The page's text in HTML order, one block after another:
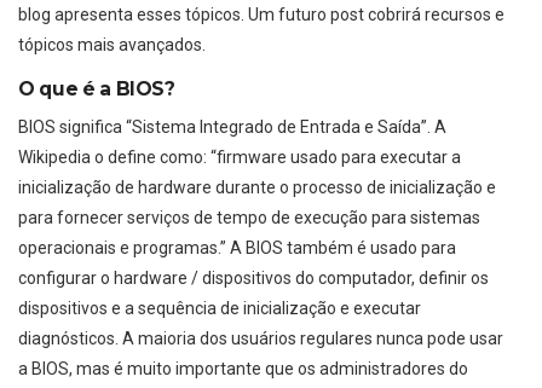
blog apresenta esses tópicos. Um futuro post cobrirá recursos e
tópicos mais avançados.
O que é a BIOS?
BIOS significa “Sistema Integrado de Entrada e Saída”. A
Wikipedia o define como: “firmware usado para executar a
inicialização de hardware durante o processo de inicialização e
para fornecer serviços de tempo de execução para sistemas
operacionais e programas.” A BIOS também é usado para
configurar o hardware / dispositivos do computador, definir os
dispositivos e a sequência de inicialização e executar
diagnósticos. A maioria dos usuários regulares nunca pode usar
a BIOS, mas é muito importante que os administradores do